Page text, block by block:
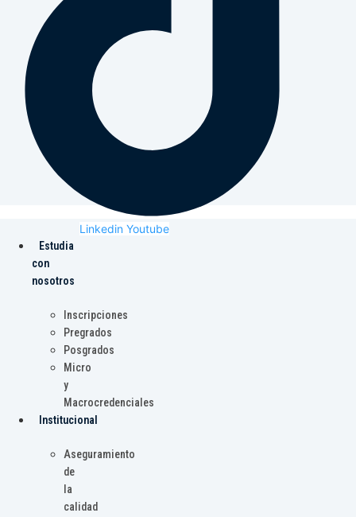
Linkedin Youtube
Estudia
con
nosotros
Inscripciones
Pregrados
Posgrados
Micro
y
Macrocredenciales
Institucional
Aseguramiento
de
la
calidad